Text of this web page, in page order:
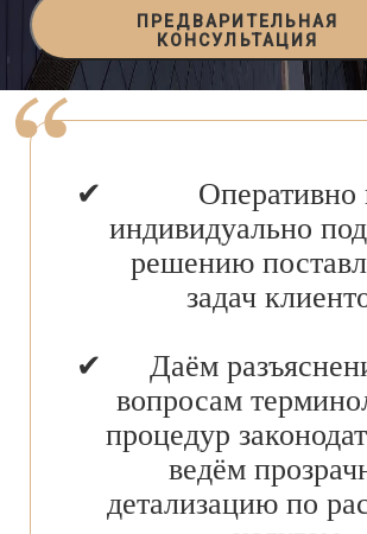
ПРЕДВАРИТЕЛЬНАЯ
КОНСУЛЬТАЦИЯ
Оперативно
индивидуально
решению
задач
Даём
вопросам
процедур
ведём
детализацию по